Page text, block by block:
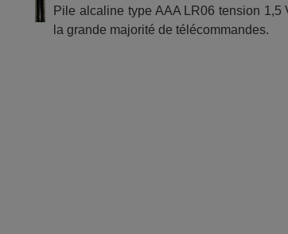
Pile alcaline type AAA LR06 tension 1,5
la grande majorité de télécommandes.